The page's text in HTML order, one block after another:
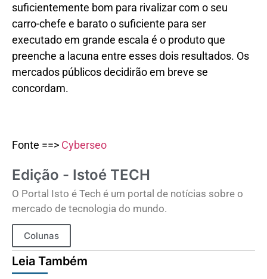
suficientemente bom para rivalizar com o seu
carro-chefe e barato o suficiente para ser
executado em grande escala é o produto que
preenche a lacuna entre esses dois resultados. Os
mercados públicos decidirão em breve se
concordam.
Fonte ==> Cyberseo
Edição - Istoé TECH
O Portal Isto é Tech é um portal de notícias sobre o
mercado de tecnologia do mundo.
Colunas
Leia Também